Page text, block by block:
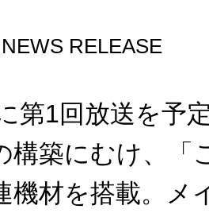
NEWS RELEASE
第1回放送を予
構築にむけ、「
機材を搭載。メ